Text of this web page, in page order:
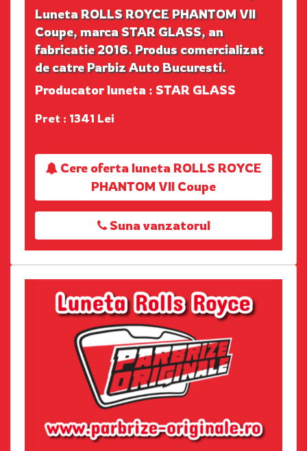
Luneta ROLLS ROYCE PHANTOM VII
Coupe, marca STAR GLASS, an
fabricatie 2016. Produs comercializat
de catre Parbiz Auto Bucuresti.
Producator luneta : STAR GLASS
Pret : 1341 Lei
Cere oferta luneta ROLLS ROYCE
PHANTOM VII Coupe
Suna vanzatorul